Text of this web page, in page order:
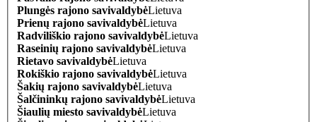
Plungės rajono savivaldybėLietuva
Prienų rajono savivaldybėLietuva
Radviliškio rajono savivaldybėLietuva
Raseinių rajono savivaldybėLietuva
Rietavo savivaldybėLietuva
Rokiškio rajono savivaldybėLietuva
Šakių rajono savivaldybėLietuva
Šalčininkų rajono savivaldybėLietuva
Šiaulių miesto savivaldybėLietuva